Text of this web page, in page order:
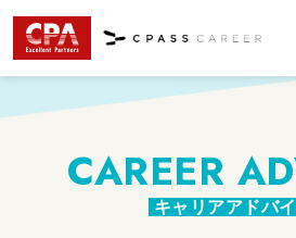
CAREER
キャリアアドバ